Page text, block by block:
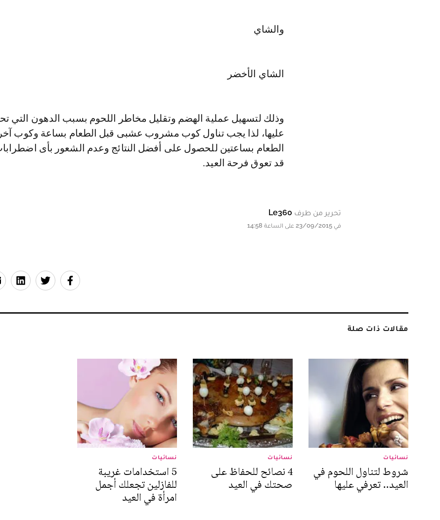
والشاي
الشاي الأخضر
وذلك لتسهيل عملية الهضم وتقليل مخاطر اللحوم بسبب الدهون التي
عليها، لذا يجب تناول كوب مشروب عشبى قبل الطعام بساعة وكوب
الطعام بساعتين للحصول على أفضل النتائج وعدم الشعور بأى
قد تعوق فرحة العيد.
تحرير من طرف Le360
في 23/09/2015 على الساعة 14:58
مقالات ذات صلة
نسائيات
شروط لتناول اللحوم في
العيد.. تعرفي عليها
نسائيات
4 نصائح للحفاظ على
صحتك في العيد
نسائيات
5 استخدامات غريبة
للفازلين تجعلك أجمل
امرأة في العيد